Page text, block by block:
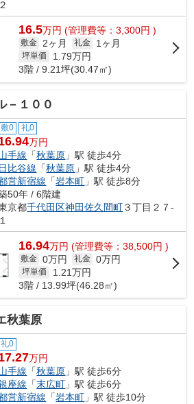
２
16.5万円 (管理費等：3,300円 )
敷金 2ヶ月 礼金 1ヶ月
坪単価 1.79万円
3階 / 9.21坪(30.47㎡)
－１００
敷0 礼0
万円
手線 「秋葉原 」駅 徒歩4分
日比谷線 「秋葉原 」駅 徒歩4分
営新宿線 「岩本町 」駅 徒歩8分
50年 / 6階建
京都千代田区神田佐久間町３丁目２７-
１
16.94万円 (管理費等：38,500円 )
敷金 0万円 礼金 0万円
坪単価 1.21万円
3階 / 13.99坪(46.28㎡)
秋葉原
礼0
万円
手線 「秋葉原 」駅 徒歩6分
座線 「末広町 」駅 徒歩6分
営新宿線 「岩本町 」駅 徒歩10分